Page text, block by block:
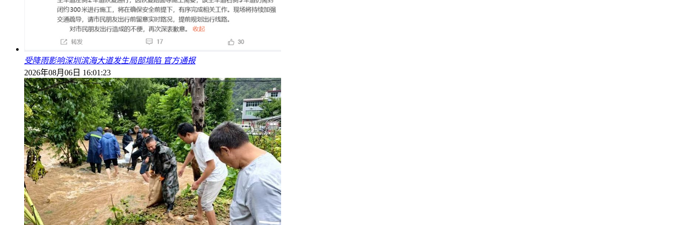
受降雨影响深圳滨海大道发生局部塌陷 官方通报
2026年08月06日 16:01:23